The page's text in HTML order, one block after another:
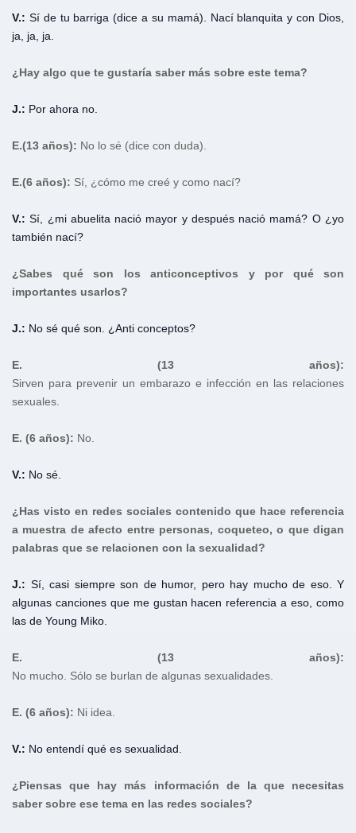
V.: Sí de tu barriga (dice a su mamá). Nací blanquita y con Dios,
ja, ja, ja.
¿Hay algo que te gustaría saber más sobre este tema?
J.: Por ahora no.
E.(13 años): No lo sé (dice con duda).
E.(6 años): Sí, ¿cómo me creé y como nací?
V.: Sí, ¿mi abuelita nació mayor y después nació mamá? O ¿yo
también nací?
¿Sabes qué son los anticonceptivos y por qué son
importantes usarlos?
J.: No sé qué son. ¿Anti conceptos?
E. (13 años):
Sirven para prevenir un embarazo e infección en las relaciones
sexuales.
E. (6 años): No.
V.: No sé.
¿Has visto en redes sociales contenido que hace referencia
a muestra de afecto entre personas, coqueteo, o que digan
palabras que se relacionen con la sexualidad?
J.: Sí, casi siempre son de humor, pero hay mucho de eso. Y
algunas canciones que me gustan hacen referencia a eso, como
las de Young Miko.
E. (13 años):
No mucho. Sólo se burlan de algunas sexualidades.
E. (6 años): Ni idea.
V.: No entendí qué es sexualidad.
¿Piensas que hay más información de la que necesitas
saber sobre ese tema en las redes sociales?